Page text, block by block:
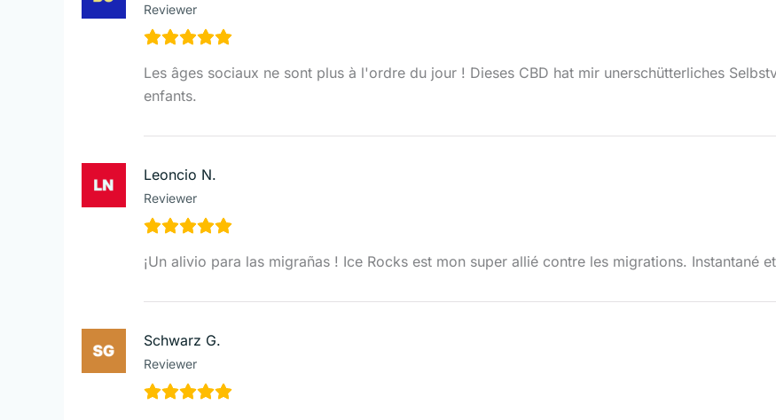
Reviewer
Les âges sociaux ne sont plus à l'ordre du jour ! Dieses CBD hat mir unerschütterliches
enfants.
Leoncio N.
Reviewer
¡Un alivio para las migrañas ! Ice Rocks est mon super allié contre les migrations. Instantané
Schwarz G.
Reviewer